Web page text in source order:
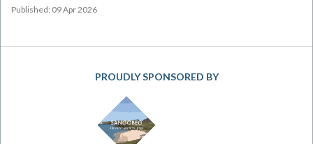
Published: 09 Apr 2026
PROUDLY SPONSORED BY